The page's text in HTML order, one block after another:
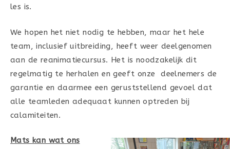
les is.
We hopen het niet nodig te hebben, maar het hele
team, inclusief uitbreiding, heeft weer deelgenomen
aan de reanimatiecursus. Het is noodzakelijk dit
regelmatig te herhalen en geeft onze deelnemers de
garantie en daarmee een geruststellend gevoel dat
alle teamleden adequaat kunnen optreden bij
calamiteiten.
Mats kan wat ons